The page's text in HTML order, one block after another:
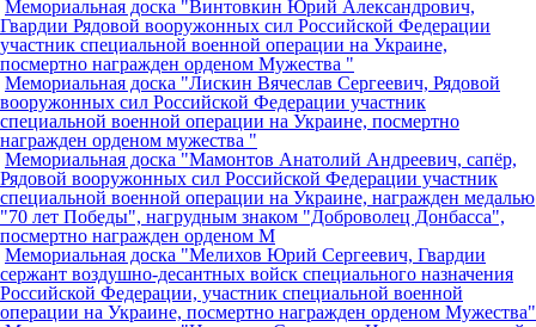
Мемориальная доска "Винтовкин Юрий Александрович,
Гвардии Рядовой вооружонных сил Российской Федерации
участник специальной военной операции на Украине,
посмертно награжден орденом Мужества "
Мемориальная доска "Лискин Вячеслав Сергеевич, Рядовой
вооружонных сил Российской Федерации участник
специальной военной операции на Украине, посмертно
награжден орденом мужества "
Мемориальная доска "Мамонтов Анатолий Андреевич, сапёр,
Рядовой вооружонных сил Российской Федерации участник
специальной военной операции на Украине, награжден медалью
"70 лет Победы", нагрудным знаком "Доброволец Донбасса",
посмертно награжден орденом М
Мемориальная доска "Мелихов Юрий Сергеевич, Гвардии
сержант воздушно-десантных войск специального назначения
Российской Федерации, участник специальной военной
операции на Украине, посмертно награжден орденом Мужества"